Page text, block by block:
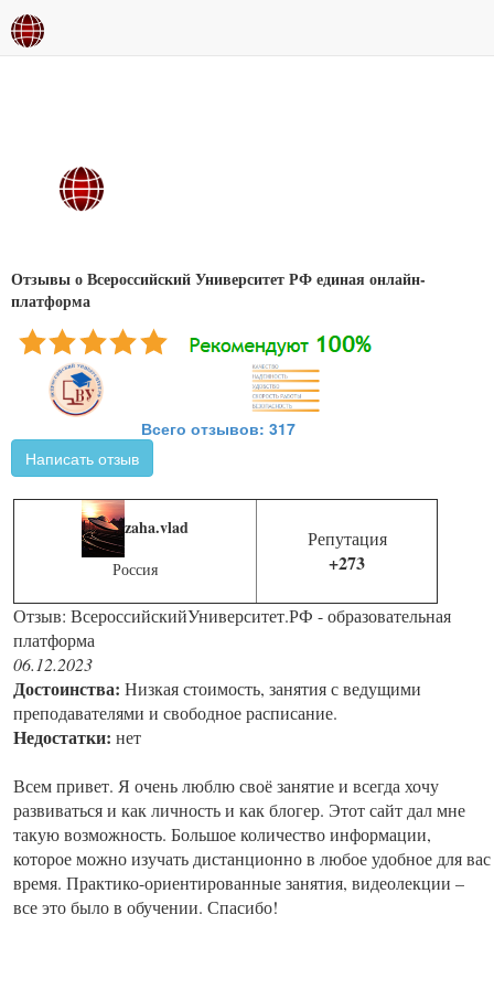
Отзывы о Всероссийский Университет РФ единая онлайн-
платформа
Всего отзывов: 317
Написать отзыв
zaha.vlad
Россия
Репутация
+273
Отзыв: ВсероссийскийУниверситет.РФ - образовательная
платформа
06.12.2023
Достоинства: Низкая стоимость, занятия с ведущими
преподавателями и свободное расписание.
Недостатки: нет
Всем привет. Я очень люблю своё занятие и всегда хочу
развиваться и как личность и как блогер. Этот сайт дал мне
такую возможность. Большое количество информации,
которое можно изучать дистанционно в любое удобное для вас
время. Практико-ориентированные занятия, видеолекции –
все это было в обучении. Спасибо!